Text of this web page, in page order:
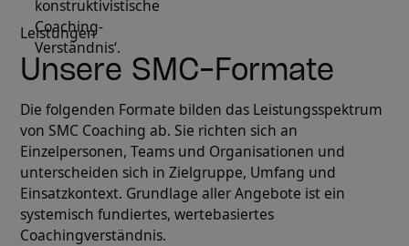
Leistungen
Unsere SMC-Formate
Die folgenden Formate bilden das Leistungsspektrum
von SMC Coaching ab. Sie richten sich an
Einzelpersonen, Teams und Organisationen und
unterscheiden sich in Zielgruppe, Umfang und
Einsatzkontext. Grundlage aller Angebote ist ein
systemisch fundiertes, wertebasiertes
Coachingverständnis.